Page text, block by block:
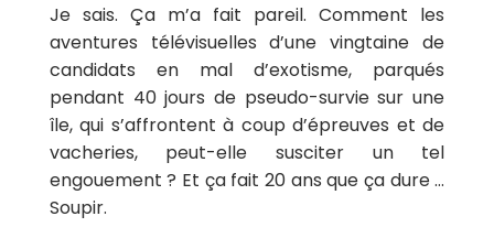
Je sais. Ça m’a fait pareil. Comment les
aventures télévisuelles d’une vingtaine de
candidats en mal d’exotisme, parqués
pendant 40 jours de pseudo-survie sur une
île, qui s’affrontent à coup d’épreuves et de
vacheries, peut-elle susciter un tel
engouement ? Et ça fait 20 ans que ça dure …
Soupir.